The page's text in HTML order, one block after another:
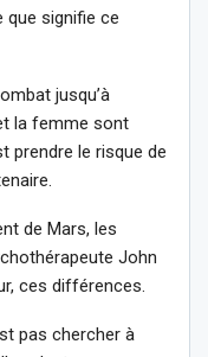
que signifie ce
jusqu’à
la femme sont
prendre le risque de
de Mars, les
John
ces différences.
pas chercher à